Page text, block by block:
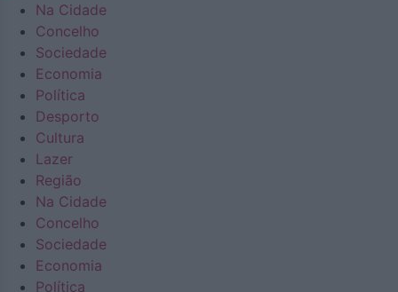
Na Cidade
Concelho
Sociedade
Economia
Política
Desporto
Cultura
Lazer
Região
Na Cidade
Concelho
Sociedade
Economia
Política